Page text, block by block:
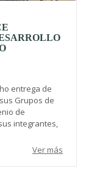
entrega de
Grupos de
de
integrantes,
Ver más